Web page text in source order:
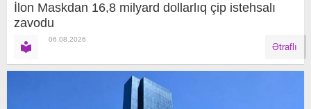
İlon Maskdan 16,8 milyard dollarlıq çip istehsalı
zavodu
06.08.2026
Ətraflı